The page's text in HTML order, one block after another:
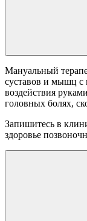
Мануальный
суставов и мышц
воздействия
головных болях,
Запишитесь в
здоровье